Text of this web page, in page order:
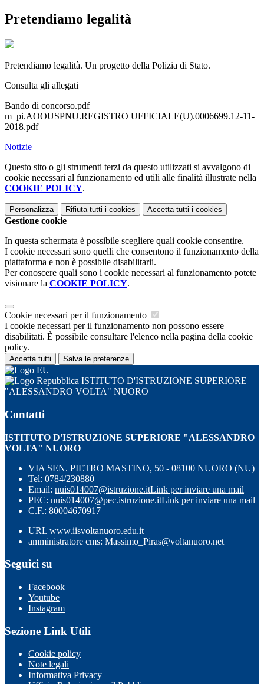
Pretendiamo legalità
Pretendiamo legalità. Un progetto della Polizia di Stato.
Consulta gli allegati
Bando di concorso.pdf
m_pi.AOOUSPNU.REGISTRO UFFICIALE(U).0006699.12-11-
2018.pdf
Notizie
Questo sito o gli strumenti terzi da questo utilizzati si avvalgono di
cookie necessari al funzionamento ed utili alle finalità illustrate nella
COOKIE POLICY.
Personalizza Rifiuta tutti i cookies Accetta tutti i cookies
Gestione cookie
In questa schermata è possibile scegliere quali cookie consentire.
I cookie necessari sono quelli che consentono il funzionamento della
piattaforma e non è possibile disabilitarli.
Per conoscere quali sono i cookie necessari al funzionamento potete
visionare la COOKIE POLICY.
Cookie necessari per il funzionamento
I cookie necessari per il funzionamento non possono essere
disabilitati. È possibile consultare l'elenco nella pagina della cookie
policy.
Accetta tutti Salva le preferenze
ISTITUTO D'ISTRUZIONE SUPERIORE
"ALESSANDRO VOLTA" NUORO
Contatti
ISTITUTO D'ISTRUZIONE SUPERIORE "ALESSANDRO
VOLTA" NUORO
VIA SEN. PIETRO MASTINO, 50 - 08100 NUORO (NU)
Tel: 0784/230880
Email: nuis014007@istruzione.itLink per inviare una mail
PEC: nuis014007@pec.istruzione.itLink per inviare una mail
C.F.: 80004670917
URL www.iisvoltanuoro.edu.it
amministratore cms: Massimo_Piras@voltanuoro.net
Seguici su
Facebook
Youtube
Instagram
Sezione Link Utili
Cookie policy
Note legali
Informativa Privacy